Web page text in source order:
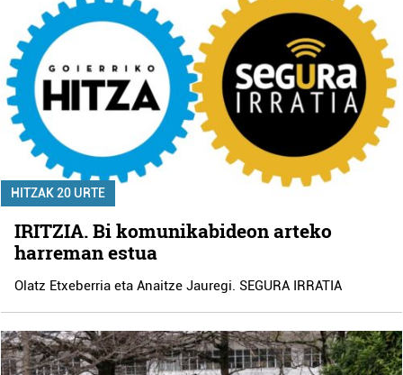
HITZAK 20 URTE
IRITZIA. Bi komunikabideon arteko
harreman estua
Olatz Etxeberria eta Anaitze Jauregi. SEGURA IRRATIA